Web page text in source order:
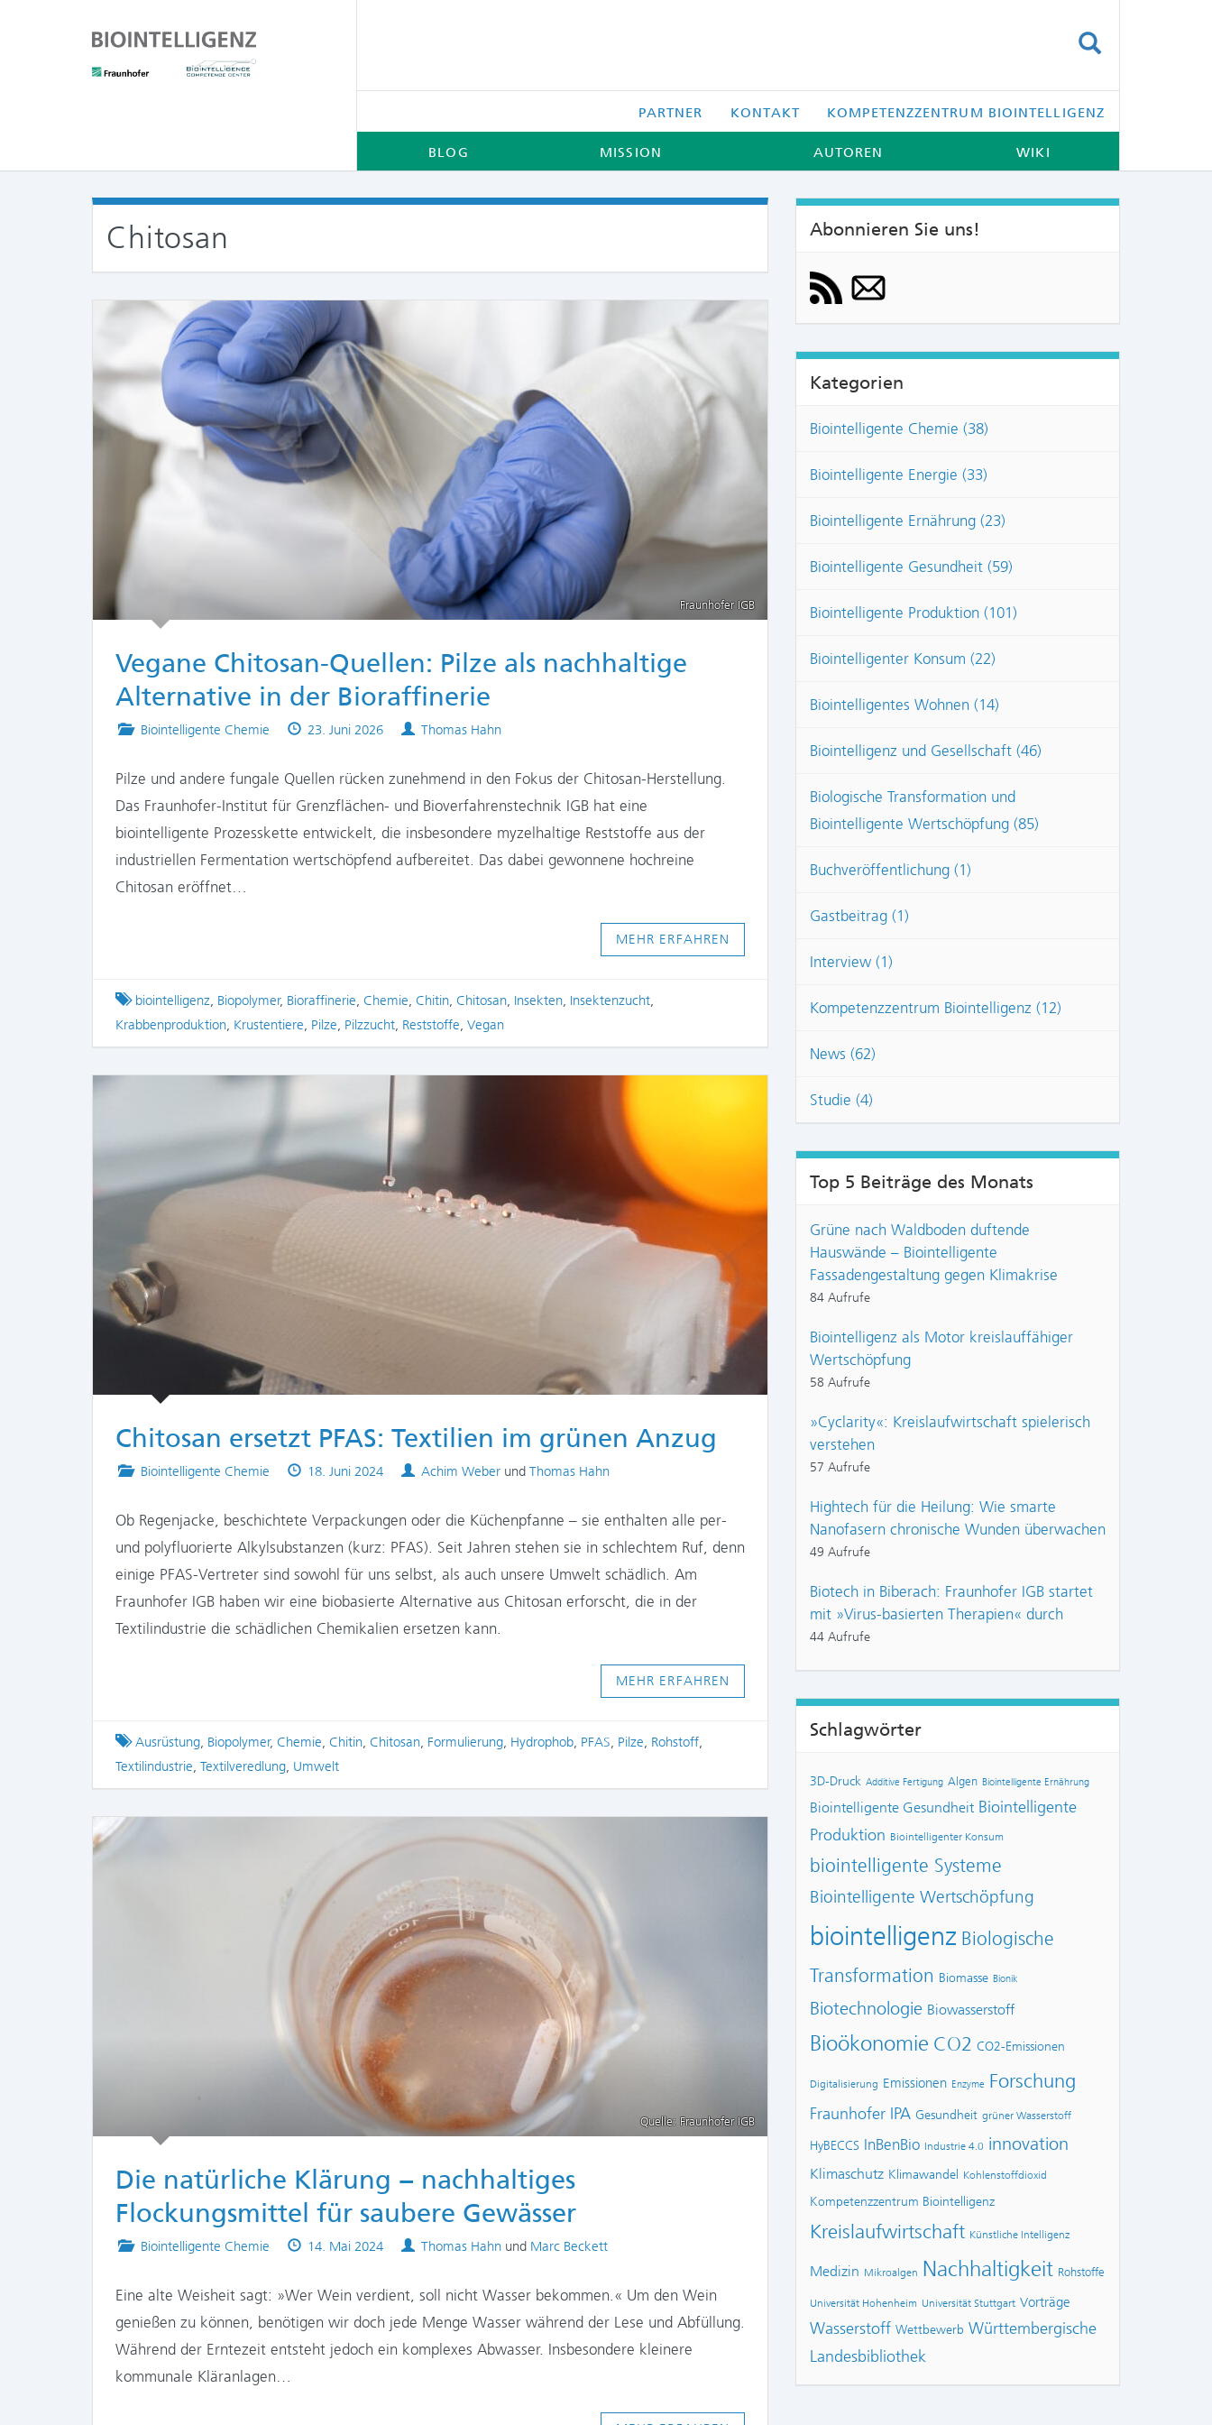
PARTNER KONTAKT KOMPETENZZENTRUM BIOINTELLIGENZ
BLOG MISSION AUTOREN WIKI
Chitosan
COMMENTS:
Fraunhofer IGB
Vegane Chitosan-Quellen: Pilze als nachhaltige
Alternative in der Bioraffinerie
Posted
Biointelligente Chemie
Published
23. Juni 2026 Authors
Thomas Hahn
Pilze und andere fungale Quellen rücken zunehmend in den Fokus der Chitosan-Herstellung.
Das Fraunhofer-Institut für Grenzflächen- und Bioverfahrenstechnik IGB hat eine
biointelligente Prozesskette entwickelt, die insbesondere myzelhaltige Reststoffe aus der
industriellen Fermentation wertschöpfend aufbereitet. Das dabei gewonnene hochreine
Chitosan eröffnet…
MEHR ERFAHREN
Tagged
biointelligenz, Biopolymer, Bioraffinerie, Chemie, Chitin, Chitosan, Insekten, Insektenzucht,
Krabbenproduktion, Krustentiere, Pilze, Pilzzucht, Reststoffe, Vegan
COMMENTS:
Chitosan ersetzt PFAS: Textilien im grünen Anzug
Posted
Biointelligente Chemie
Published
18. Juni 2024 Authors
Achim Weber und Thomas Hahn
Ob Regenjacke, beschichtete Verpackungen oder die Küchenpfanne – sie enthalten alle per-
und polyfluorierte Alkylsubstanzen (kurz: PFAS). Seit Jahren stehen sie in schlechtem Ruf, denn
einige PFAS-Vertreter sind sowohl für uns selbst, als auch unsere Umwelt schädlich. Am
Fraunhofer IGB haben wir eine biobasierte Alternative aus Chitosan erforscht, die in der
Textilindustrie die schädlichen Chemikalien ersetzen kann.
MEHR ERFAHREN
Tagged
Ausrüstung, Biopolymer, Chemie, Chitin, Chitosan, Formulierung, Hydrophob, PFAS, Pilze, Rohstoff,
Textilindustrie, Textilveredlung, Umwelt
COMMENTS:
Quelle: Fraunhofer IGB
Die natürliche Klärung − nachhaltiges
Flockungsmittel für saubere Gewässer
Posted
Biointelligente Chemie
Published
14. Mai 2024 Authors
Thomas Hahn und Marc Beckett
Eine alte Weisheit sagt: »Wer Wein verdient, soll nicht Wasser bekommen.« Um den Wein
genießen zu können, benötigen wir doch jede Menge Wasser während der Lese und Abfüllung.
Während der Erntezeit entsteht jedoch ein komplexes Abwasser. Insbesondere kleinere
kommunale Kläranlagen…
Abonnieren Sie uns!
Kategorien
Biointelligente Chemie (38)
Biointelligente Energie (33)
Biointelligente Ernährung (23)
Biointelligente Gesundheit (59)
Biointelligente Produktion (101)
Biointelligenter Konsum (22)
Biointelligentes Wohnen (14)
Biointelligenz und Gesellschaft (46)
Biologische Transformation und
Biointelligente Wertschöpfung (85)
Buchveröffentlichung (1)
Gastbeitrag (1)
Interview (1)
Kompetenzzentrum Biointelligenz (12)
News (62)
Studie (4)
Top 5 Beiträge des Monats
Grüne nach Waldboden duftende
Hauswände – Biointelligente
Fassadengestaltung gegen Klimakrise
84 Aufrufe
Biointelligenz als Motor kreislauffähiger
Wertschöpfung
58 Aufrufe
»Cyclarity«: Kreislaufwirtschaft spielerisch
verstehen
57 Aufrufe
Hightech für die Heilung: Wie smarte
Nanofasern chronische Wunden überwachen
49 Aufrufe
Biotech in Biberach: Fraunhofer IGB startet
mit »Virus-basierten Therapien« durch
44 Aufrufe
Schlagwörter
3D-Druck Additive Fertigung Algen Biointelligente Ernährung
Biointelligente Gesundheit Biointelligente
Produktion Biointelligenter Konsum
biointelligente Systeme
Biointelligente Wertschöpfung
biointelligenz Biologische
Transformation Biomasse Bionik
Biotechnologie Biowasserstoff
Bioökonomie CO2 CO2-Emissionen
Digitalisierung Emissionen Enzyme Forschung
Fraunhofer IPA Gesundheit grüner Wasserstoff
HyBECCS InBenBio Industrie 4.0 innovation
Klimaschutz Klimawandel Kohlenstoffdioxid
Kompetenzzentrum Biointelligenz
Kreislaufwirtschaft Künstliche Intelligenz
Medizin Mikroalgen Nachhaltigkeit Rohstoffe
Universität Hohenheim Universität Stuttgart Vorträge
Wasserstoff Wettbewerb Württembergische
Landesbibliothek